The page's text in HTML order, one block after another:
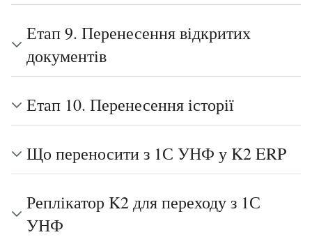
Етап 9. Перенесення відкритих
документів
Етап 10. Перенесення історії
Що переносити з 1С УНФ у K2 ERP
Реплікатор K2 для переходу з 1С
УНФ